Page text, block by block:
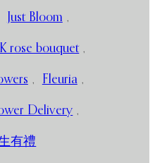
Just Bloom ,
rose bouquet ,
, Fleuria ,
Delivery ,
有禮